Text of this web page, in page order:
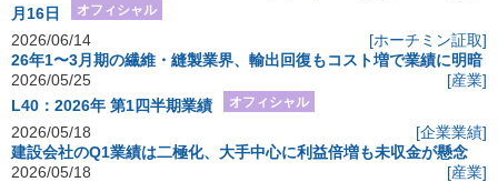
月16日
オフィシャル
2026/06/14
[ホーチミン証取]
26年1〜3月期の繊維・縫製業界、輸出回復もコスト増で業績に明暗
2026/05/25
[産業]
L40：2026年 第1四半期業績
オフィシャル
2026/05/18
[企業業績]
建設会社のQ1業績は二極化、大手中心に利益倍増も未収金が懸念
2026/05/18
[産業]